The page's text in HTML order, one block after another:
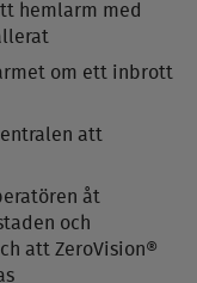
hemlarm med
om ett inbrott
att
åt
och
att ZeroVision®